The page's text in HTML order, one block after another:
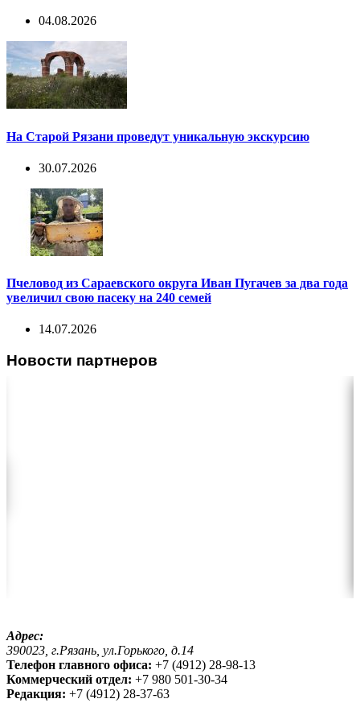
04.08.2026
На Старой Рязани проведут уникальную экскурсию
30.07.2026
Пчеловод из Сараевского округа Иван Пугачев за два года
увеличил свою пасеку на 240 семей
14.07.2026
Новости партнеров
Адрес:
390023, г.Рязань, ул.Горького, д.14
Телефон главного офиса: +7 (4912) 28-98-13
Коммерческий отдел: +7 980 501-30-34
Редакция: +7 (4912) 28-37-63